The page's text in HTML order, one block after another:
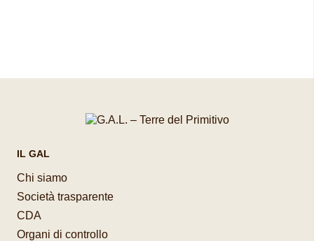
IL GAL
Chi siamo
Società trasparente
CDA
Organi di controllo